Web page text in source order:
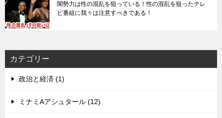
闇勢力は性の混乱を狙っている！性の混乱を狙ったテレ
ビ番組に我々は注意すべきである！
カテゴリー
政治と経済 (1)
ミナミAアシュタール (12)